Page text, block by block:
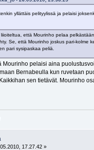
yllättäis pelityylissä ja pelaisi
että Mourinho pelaa
Se, että Mourinho joskus pari-kolme
pari sysipaskaa peliä.
Mourinho pelaisi aina
Bernabeulla kun ruvetaan
sen tietävät. Mourinho
17.27.42 »